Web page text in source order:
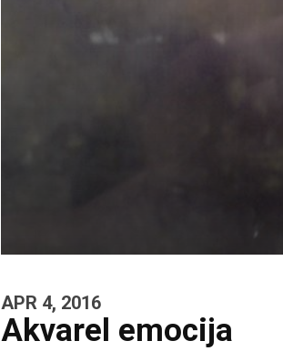
APR 4, 2016
Akvarel emocija